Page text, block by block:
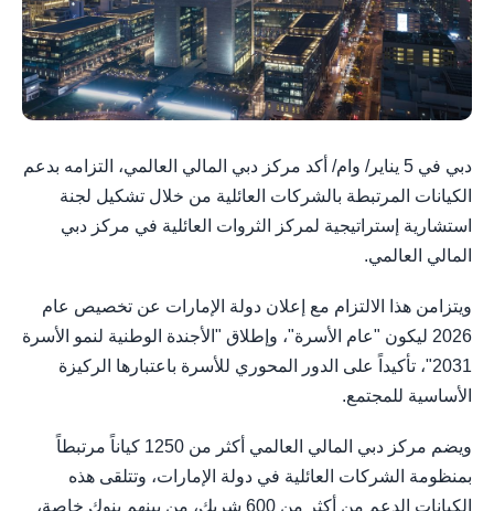
دبي في 5 يناير/ وام/ أكد مركز دبي المالي العالمي، التزامه بدعم
الكيانات المرتبطة بالشركات العائلية من خلال تشكيل لجنة
استشارية إستراتيجية لمركز الثروات العائلية في مركز دبي
المالي العالمي.
ويتزامن هذا الالتزام مع إعلان دولة الإمارات عن تخصيص عام
2026 ليكون "عام الأسرة"، وإطلاق "الأجندة الوطنية لنمو الأسرة
2031"، تأكيداً على الدور المحوري للأسرة باعتبارها الركيزة
الأساسية للمجتمع.
ويضم مركز دبي المالي العالمي أكثر من 1250 كياناً مرتبطاً
بمنظومة الشركات العائلية في دولة الإمارات، وتتلقى هذه
الكيانات الدعم من أكثر من 600 شريك، من بينهم بنوك خاصة،